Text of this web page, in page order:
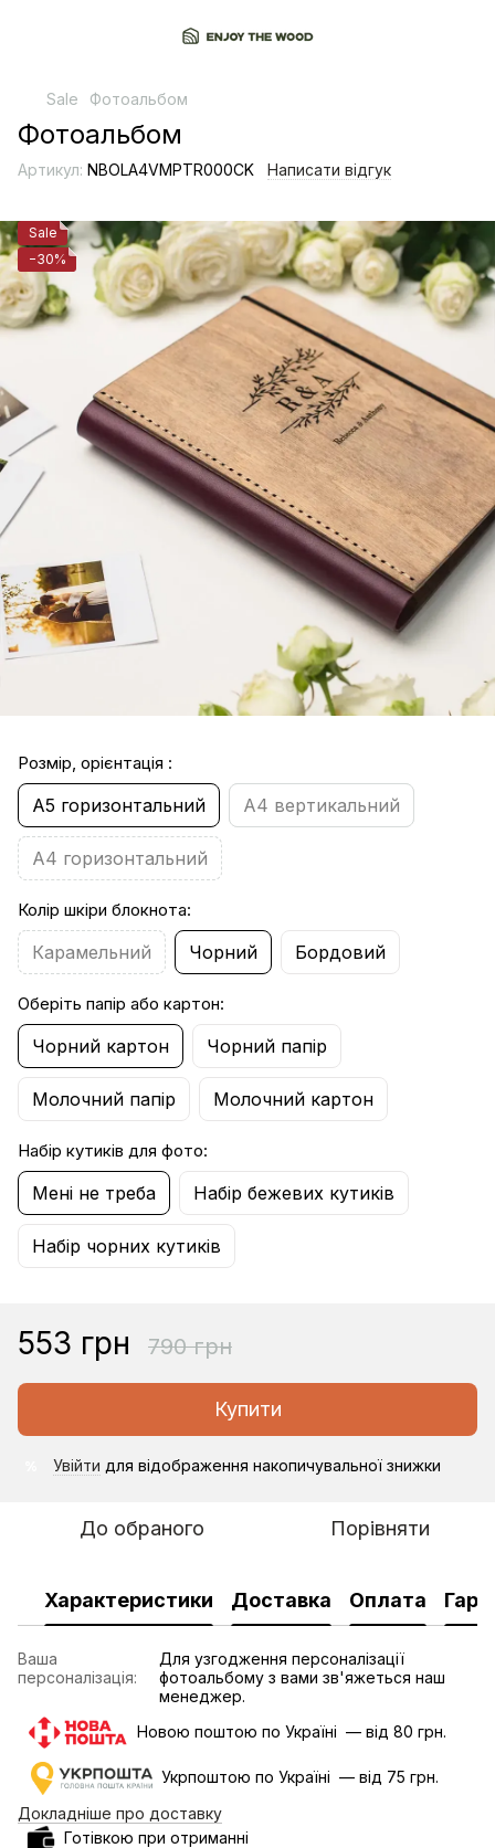
Sale Фотоальбом
Фотоальбом
Артикул: NBOLA4VMPTR000CK Написати відгук
Sale
−30%
Розмір, орієнтація :
А5 горизонтальний А4 вертикальний
А4 горизонтальний
Колір шкіри блокнота:
Карамельний Чорний Бордовий
Оберіть папір або картон:
Чорний картон Чорний папір
Молочний папір Молочний картон
Набір кутиків для фото:
Мені не треба Набір бежевих кутиків
Набір чорних кутиків
553 грн 790 грн
Купити
Увійти для відображення накопичувальної знижки
До обраного Порівняти
Характеристики Доставка Оплата
Ваша
персоналізація:
Для узгодження персоналізації
фотоальбому з вами зв'яжеться наш
менеджер.
Новою поштою по Україні — від 80 грн.
Укрпоштою по Україні — від 75 грн.
Докладніше про доставку
Готівкою при отриманні